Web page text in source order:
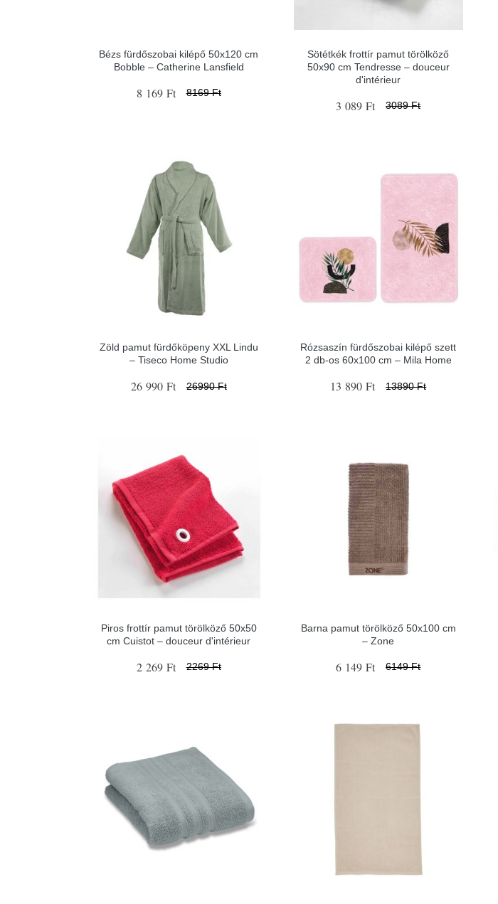
Bézs fürdőszobai kilépő 50x120 cm
Bobble – Catherine Lansfield
8 169 Ft 8169 Ft
Sötétkék frottír pamut törölköző
50x90 cm Tendresse – douceur
d'intérieur
3 089 Ft 3089 Ft
Zöld pamut fürdőköpeny XXL Lindu
– Tiseco Home Studio
26 990 Ft 26990 Ft
Rózsaszín fürdőszobai kilépő szett
2 db-os 60x100 cm – Mila Home
13 890 Ft 13890 Ft
Piros frottír pamut törölköző 50x50
cm Cuistot – douceur d'intérieur
2 269 Ft 2269 Ft
Barna pamut törölköző 50x100 cm
– Zone
6 149 Ft 6149 Ft